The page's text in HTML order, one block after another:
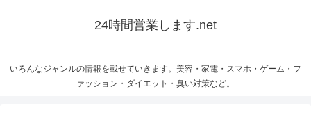
24時間営業します.net
いろんなジャンルの情報を載せていきます。美容・家電・スマホ・ゲーム・フ
ァッション・ダイエット・臭い対策など。